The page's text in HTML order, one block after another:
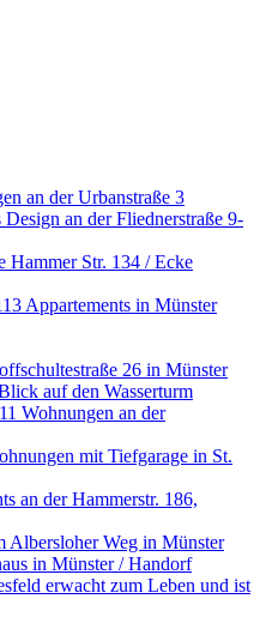
an der Urbanstraße 3
an der Fliednerstraße 9-
Hammer Str. 134 / Ecke
Appartements in Münster
26 in Münster
auf den Wasserturm
Wohnungen an der
mit Tiefgarage in St.
an der Hammerstr. 186,
Albersloher Weg in Münster
in Münster / Handorf
erwacht zum Leben und ist